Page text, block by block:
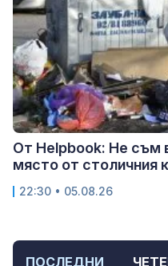
ПОСЛЕДНИ
От Helpbook: Не съм
място от столичния
22:30 • 05.08.26